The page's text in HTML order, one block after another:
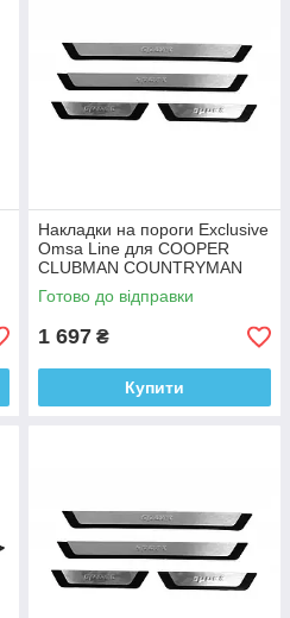
Накладки на пороги Exclusive
Omsa Line для COOPER
CLUBMAN COUNTRYMAN
(4шт)
Готово до відправки
1 697 ₴
Купити